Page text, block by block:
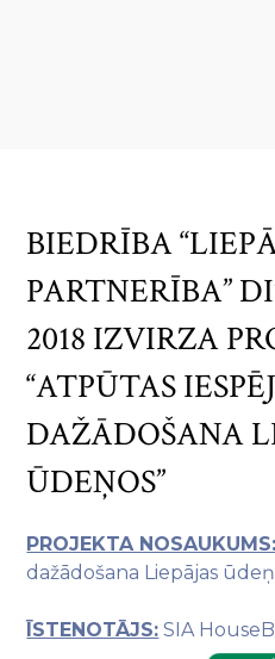
BIEDRĪBA
PARTNERĪBA”
2018 IZVIRZA
“ATPŪTAS
DAŽĀDOŠANA
ŪDEŅOS”
PROJEKTA NOSAUKUMS:
dažādošana Liepājas
ĪSTENOTĀJS: SIA